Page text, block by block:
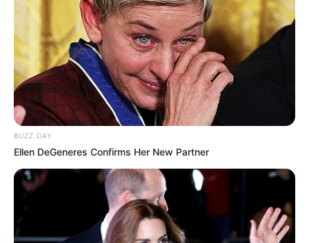
Le Tirage gagnant du pronostic
en or de Logic-Prono
Les meilleurs de ces pronostics sont sur la toute
nouvelle version du logiciel 100 % gratuitLogic-
BUZZ DAY
Ellen DeGeneres Confirms Her New Partner